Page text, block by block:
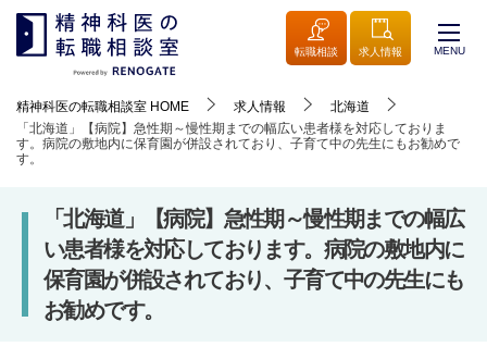
転職相談 求人情報 MENU
精神科医の転職相談室 HOME 求人情報
北海道
「北海道」【病院】急性期～慢性期までの幅広い患者様を対応しておりま
す。病院の敷地内に保育園が併設されており、子育て中の先生にもお勧めで
す。
「北海道」【病院】急性期～慢性期までの幅広
い患者様を対応しております。病院の敷地内に
保育園が併設されており、子育て中の先生にも
お勧めです。